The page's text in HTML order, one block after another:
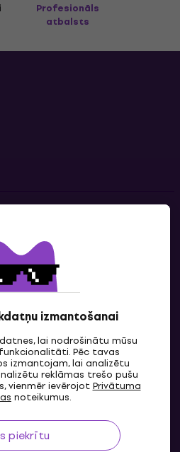
izmantošanai
lai nodrošinātu mūsu
Pēc tavas
izmantojam, lai analizētu
reklāmas trešo pušu
vienmēr ievērojotPrivātuma
noteikumus.
piekrītu
Profesionāls
atbalsts
ar mums
LV